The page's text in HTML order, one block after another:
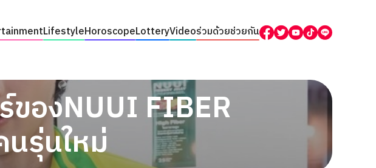
LifestyleHoroscopeLotteryVideoร่วมด้วยช่วยกัน
ของNUUI FIBER
รุ่นใหม่